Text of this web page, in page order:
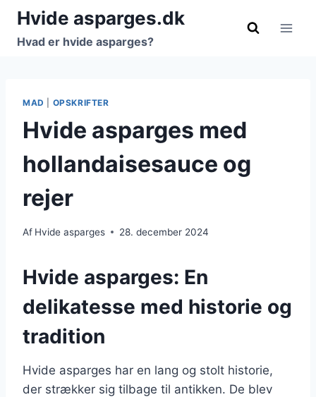
Fortsæt
indhold
Hvide asparges.dk
Hvad er hvide asparges?
MAD OPSKRIFTER
Hvide asparges med
hollandaisesauce og
rejer
Af Hvide asparges 28. december 2024
Hvide asparges: En
delikatesse med historie og
tradition
Hvide asparges har en lang og stolt historie,
der strækker sig tilbage til antikken. De blev